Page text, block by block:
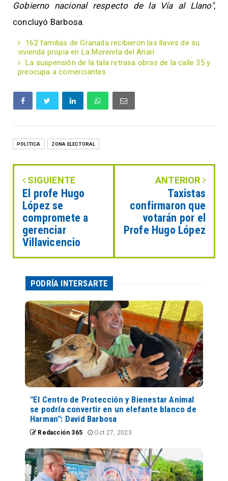
Gobierno nacional respecto de la Vía al Llano",
concluyó Barbosa.
162 familias de Granada recibieron las llaves de su
vivienda propia en La Morenita del Ariari
La suspensión de la tala retrasa obras de la calle 35 y
preocupa a comerciantes
POLÍTICA ZONA ELECTORAL
SIGUIENTE
El profe Hugo
López se
compromete a
gerenciar
Villavicencio
ANTERIOR
Taxistas
confirmaron que
votarán por el
Profe Hugo López
PODRÍA INTERSARTE
"El Centro de Protección y Bienestar Animal
se podría convertir en un elefante blanco de
Harman": David Barbosa
Redacción 365 Oct 27, 2023